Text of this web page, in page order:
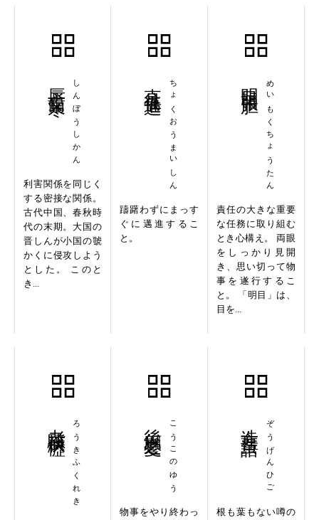
しんぼうしかん
利害関係を同じく
する密接な関係。
古代中国、春秋時
代の末期。大国の
晋しんが小国の虢
かくに侵攻しよう
とした。 このと
き...
ちょくおうまいしん
躊躇わずにまっす
ぐに邁進するこ
と。
めいもくちょうたん
責任の大きな重要
な任務に取り組む
とき心構え。 両眼
をしっかり見開
き、思い切って物
事を遂行するこ
と。 「明目」は、
目を...
ろうきふくれき こうこのゆう
物事をやり終わっ
ぞうげんひご
根も葉もない噂の